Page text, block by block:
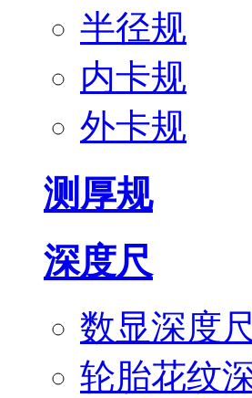
半径规
内卡规
外卡规
测厚规
深度尺
数显深度尺
轮胎花纹